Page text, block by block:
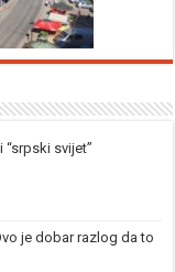
svijet”
je dobar razlog da to